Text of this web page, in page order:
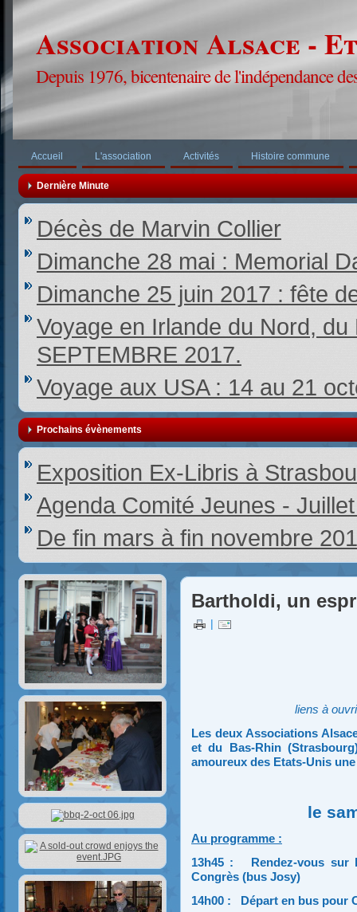
Association Alsace -
Depuis 1976, bicentenaire de l'indépendance
Accueil L'association Activités Histoire commune
Dernière Minute
Décès de Marvin Collier
Dimanche 28 mai : Memorial
Dimanche 25 juin 2017 : fête
Voyage en Irlande du Nord,
SEPTEMBRE 2017.
Voyage aux USA : 14 au 21
Prochains évènements
Exposition Ex-Libris à
Agenda Comité Jeunes -
De fin mars à fin novembre
Bartholdi, un
|
liens à
Les deux Associations
et du Bas-Rhin
amoureux des Etats-Unis
le
Au programme :
13h45 : Rendez-vous sur
Congrès (bus Josy)
14h00 : Départ en bus pour